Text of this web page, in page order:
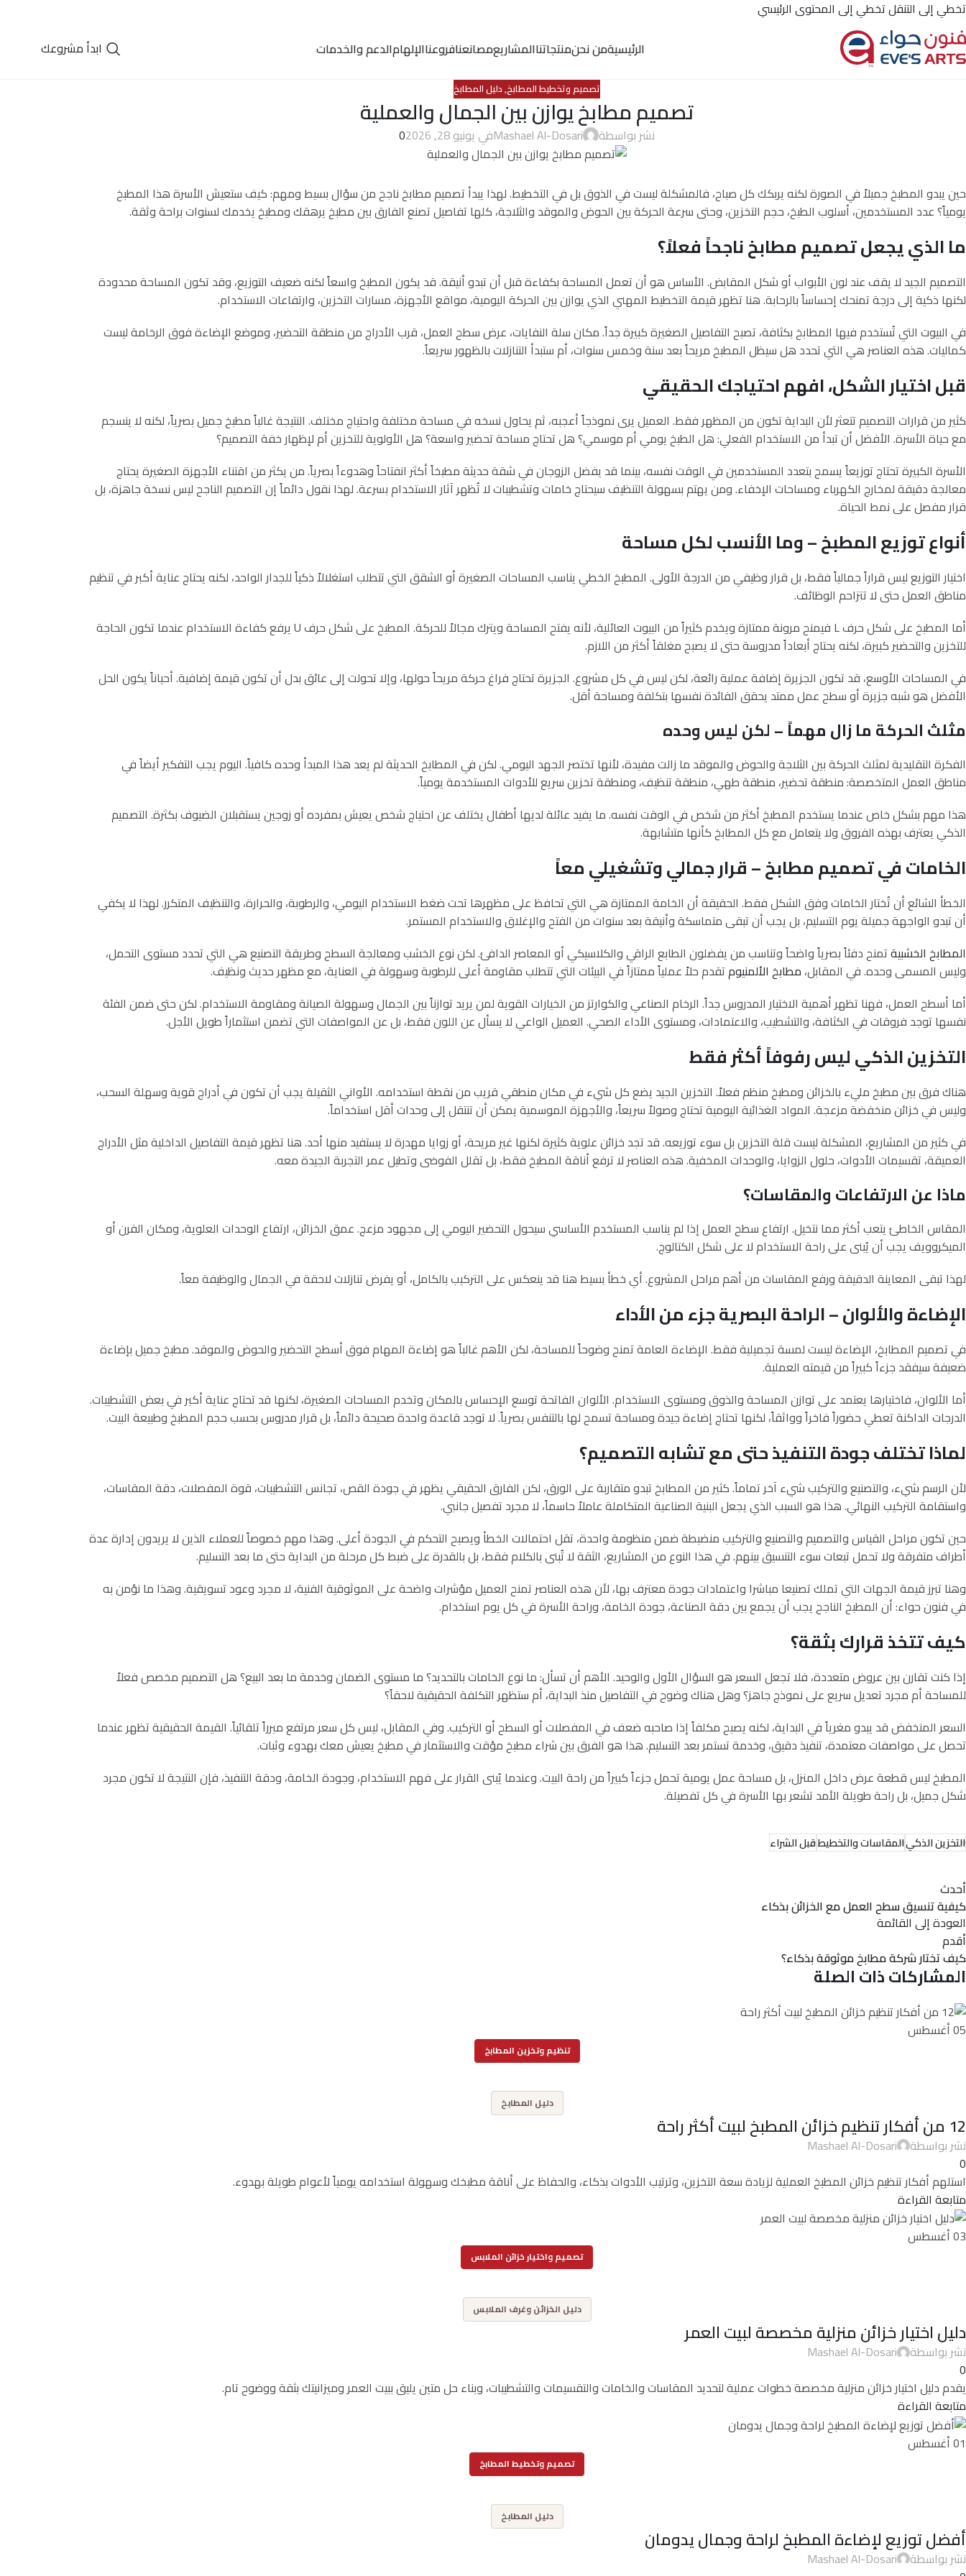
تخطي إلى التنقلتخطي إلى المحتوى الرئيسي
الرئيسيةمن نحنمنتجاتناالمشاريعمصانعنافروعناالإلهامالدعم والخدمات ابدأ مشروعك
تصميم وتخطيط المطابخ,دليل المطابخ
تصميم مطابخ يوازن بين الجمال والعملية
نشر بواسطة Mashael Al-Dosariفي يونيو 28, 2026 0
حين يبدو المطبخ جميلاً في الصورة لكنه يربكك كل صباح، فالمشكلة ليست في الذوق بل في التخطيط. لهذا يبدأ تصميم مطابخ ناجح من سؤال بسيط ومهم: كيف ستعيش الأسرة هذا المطبخ
يومياً؟ عدد المستخدمين، أسلوب الطبخ، حجم التخزين، وحتى سرعة الحركة بين الحوض والموقد والثلاجة، كلها تفاصيل تصنع الفارق بين مطبخ يرهقك ومطبخ يخدمك لسنوات براحة وثقة.
ما الذي يجعل تصميم مطابخ ناجحاً فعلاً؟
التصميم الجيد لا يقف عند لون الأبواب أو شكل المقابض. الأساس هو أن تعمل المساحة بكفاءة قبل أن تبدو أنيقة. قد يكون المطبخ واسعاً لكنه ضعيف التوزيع، وقد تكون المساحة محدودة
لكنها ذكية إلى درجة تمنحك إحساساً بالرحابة. هنا تظهر قيمة التخطيط المهني الذي يوازن بين الحركة اليومية، مواقع الأجهزة، مسارات التخزين، وارتفاعات الاستخدام.
في البيوت التي تُستخدم فيها المطابخ بكثافة، تصبح التفاصيل الصغيرة كبيرة جداً. مكان سلة النفايات، عرض سطح العمل، قرب الأدراج من منطقة التحضير، وموضع الإضاءة فوق الرخامة ليست
كماليات. هذه العناصر هي التي تحدد هل سيظل المطبخ مريحاً بعد سنة وخمس سنوات، أم ستبدأ التنازلات بالظهور سريعاً.
قبل اختيار الشكل، افهم احتياجك الحقيقي
كثير من قرارات التصميم تتعثر لأن البداية تكون من المظهر فقط. العميل يرى نموذجاً أعجبه، ثم يحاول نسخه في مساحة مختلفة واحتياج مختلف. النتيجة غالباً مطبخ جميل بصرياً، لكنه لا ينسجم
مع حياة الأسرة. الأفضل أن تبدأ من الاستخدام الفعلي: هل الطبخ يومي أم موسمي؟ هل تحتاج مساحة تحضير واسعة؟ هل الأولوية للتخزين أم لإظهار خفة التصميم؟
الأسرة الكبيرة تحتاج توزيعاً يسمح بتعدد المستخدمين في الوقت نفسه، بينما قد يفضل الزوجان في شقة حديثة مطبخاً أكثر انفتاحاً وهدوءاً بصرياً. من يكثر من اقتناء الأجهزة الصغيرة يحتاج
معالجة دقيقة لمخارج الكهرباء ومساحات الإخفاء. ومن يهتم بسهولة التنظيف سيحتاج خامات وتشطيبات لا تُظهر آثار الاستخدام بسرعة. لهذا نقول دائماً إن التصميم الناجح ليس نسخة جاهزة، بل
قرار مفصل على نمط الحياة.
أنواع توزيع المطبخ – وما الأنسب لكل مساحة
اختيار التوزيع ليس قراراً جمالياً فقط، بل قرار وظيفي من الدرجة الأولى. المطبخ الخطي يناسب المساحات الصغيرة أو الشقق التي تتطلب استغلالاً ذكياً للجدار الواحد، لكنه يحتاج عناية أكبر في تنظيم
مناطق العمل حتى لا تتزاحم الوظائف.
أما المطبخ على شكل حرف L فيمنح مرونة ممتازة ويخدم كثيراً من البيوت العائلية، لأنه يفتح المساحة ويترك مجالاً للحركة. المطبخ على شكل حرف U يرفع كفاءة الاستخدام عندما تكون الحاجة
للتخزين والتحضير كبيرة، لكنه يحتاج أبعاداً مدروسة حتى لا يصبح مغلقاً أكثر من اللازم.
في المساحات الأوسع، قد تكون الجزيرة إضافة عملية رائعة، لكن ليس في كل مشروع. الجزيرة تحتاج فراغ حركة مريحاً حولها، وإلا تحولت إلى عائق بدل أن تكون قيمة إضافية. أحياناً يكون الحل
الأفضل هو شبه جزيرة أو سطح عمل ممتد يحقق الفائدة نفسها بتكلفة ومساحة أقل.
مثلث الحركة ما زال مهماً – لكن ليس وحده
الفكرة التقليدية لمثلث الحركة بين الثلاجة والحوض والموقد ما زالت مفيدة، لأنها تختصر الجهد اليومي. لكن في المطابخ الحديثة لم يعد هذا المبدأ وحده كافياً. اليوم يجب التفكير أيضاً في
مناطق العمل المتخصصة: منطقة تحضير، منطقة طهي، منطقة تنظيف، ومنطقة تخزين سريع للأدوات المستخدمة يومياً.
هذا مهم بشكل خاص عندما يستخدم المطبخ أكثر من شخص في الوقت نفسه. ما يفيد عائلة لديها أطفال يختلف عن احتياج شخص يعيش بمفرده أو زوجين يستقبلان الضيوف بكثرة. التصميم
الذكي يعترف بهذه الفروق ولا يتعامل مع كل المطابخ كأنها متشابهة.
الخامات في تصميم مطابخ – قرار جمالي وتشغيلي معاً
الخطأ الشائع أن تُختار الخامات وفق الشكل فقط. الحقيقة أن الخامة الممتازة هي التي تحافظ على مظهرها تحت ضغط الاستخدام اليومي، والرطوبة، والحرارة، والتنظيف المتكرر. لهذا لا يكفي
أن تبدو الواجهة جميلة يوم التسليم، بل يجب أن تبقى متماسكة وأنيقة بعد سنوات من الفتح والإغلاق والاستخدام المستمر.
المطابخ الخشبيةتمنح دفئاً بصرياً واضحاً وتناسب من يفضلون الطابع الراقي والكلاسيكي أو المعاصر الدافئ. لكن نوع الخشب ومعالجة السطح وطريقة التصنيع هي التي تحدد مستوى التحمل،
وليس المسمى وحده. في المقابل، مطابخ الألمنيومتقدم حلاً عملياً ممتازاً في البيئات التي تتطلب مقاومة أعلى للرطوبة وسهولة في العناية، مع مظهر حديث ونظيف.
أما أسطح العمل، فهنا تظهر أهمية الاختيار المدروس جداً. الرخام الصناعي والكوارتز من الخيارات القوية لمن يريد توازناً بين الجمال وسهولة الصيانة ومقاومة الاستخدام. لكن حتى ضمن الفئة
نفسها توجد فروقات في الكثافة، والتشطيب، والاعتمادات، ومستوى الأداء الصحي. العميل الواعي لا يسأل عن اللون فقط، بل عن المواصفات التي تضمن استثماراً طويل الأجل.
التخزين الذكي ليس رفوفاً أكثر فقط
هناك فرق بين مطبخ مليء بالخزائن ومطبخ منظم فعلاً. التخزين الجيد يضع كل شيء في مكان منطقي قريب من نقطة استخدامه. الأواني الثقيلة يجب أن تكون في أدراج قوية وسهلة السحب،
وليس في خزائن منخفضة مزعجة. المواد الغذائية اليومية تحتاج وصولاً سريعاً، والأجهزة الموسمية يمكن أن تنتقل إلى وحدات أقل استخداماً.
في كثير من المشاريع، المشكلة ليست قلة التخزين بل سوء توزيعه. قد تجد خزائن علوية كثيرة لكنها غير مريحة، أو زوايا مهدرة لا يستفيد منها أحد. هنا تظهر قيمة التفاصيل الداخلية مثل الأدراج
العميقة، تقسيمات الأدوات، حلول الزوايا، والوحدات المخفية. هذه العناصر لا ترفع أناقة المطبخ فقط، بل تقلل الفوضى وتطيل عمر التجربة الجيدة معه.
ماذا عن الارتفاعات والمقاسات؟
المقاس الخاطئ يتعب أكثر مما نتخيل. ارتفاع سطح العمل إذا لم يناسب المستخدم الأساسي سيحول التحضير اليومي إلى مجهود مزعج. عمق الخزائن، ارتفاع الوحدات العلوية، ومكان الفرن أو
الميكروويف يجب أن يُبنى على راحة الاستخدام لا على شكل الكتالوج.
لهذا تبقى المعاينة الدقيقة ورفع المقاسات من أهم مراحل المشروع. أي خطأ بسيط هنا قد ينعكس على التركيب بالكامل، أو يفرض تنازلات لاحقة في الجمال والوظيفة معاً.
الإضاءة والألوان – الراحة البصرية جزء من الأداء
في تصميم المطابخ، الإضاءة ليست لمسة تجميلية فقط. الإضاءة العامة تمنح وضوحاً للمساحة، لكن الأهم غالباً هو إضاءة المهام فوق أسطح التحضير والحوض والموقد. مطبخ جميل بإضاءة
ضعيفة سيفقد جزءاً كبيراً من قيمته العملية.
أما الألوان، فاختيارها يعتمد على توازن المساحة والذوق ومستوى الاستخدام. الألوان الفاتحة توسع الإحساس بالمكان وتخدم المساحات الصغيرة، لكنها قد تحتاج عناية أكبر في بعض التشطيبات.
الدرجات الداكنة تعطي حضوراً فاخراً وواثقاً، لكنها تحتاج إضاءة جيدة ومساحة تسمح لها بالتنفس بصرياً. لا توجد قاعدة واحدة صحيحة دائماً، بل قرار مدروس بحسب حجم المطبخ وطبيعة البيت.
لماذا تختلف جودة التنفيذ حتى مع تشابه التصميم؟
لأن الرسم شيء، والتصنيع والتركيب شيء آخر تماماً. كثير من المطابخ تبدو متقاربة على الورق، لكن الفارق الحقيقي يظهر في جودة القص، تجانس التشطيبات، قوة المفصلات، دقة المقاسات،
واستقامة التركيب النهائي. هذا هو السبب الذي يجعل البنية الصناعية المتكاملة عاملاً حاسماً، لا مجرد تفصيل جانبي.
حين تكون مراحل القياس والتصميم والتصنيع والتركيب منضبطة ضمن منظومة واحدة، تقل احتمالات الخطأ ويصبح التحكم في الجودة أعلى. وهذا مهم خصوصاً للعملاء الذين لا يريدون إدارة عدة
أطراف متفرقة ولا تحمل تبعات سوء التنسيق بينهم. في هذا النوع من المشاريع، الثقة لا تُبنى بالكلام فقط، بل بالقدرة على ضبط كل مرحلة من البداية حتى ما بعد التسليم.
وهنا تبرز قيمة الجهات التي تملك تصنيعا مباشرا واعتمادات جودة معترف بها، لأن هذه العناصر تمنح العميل مؤشرات واضحة على الموثوقية الفنية، لا مجرد وعود تسويقية. وهذا ما نؤمن به
في فنون حواء: أن المطبخ الناجح يجب أن يجمع بين دقة الصناعة، جودة الخامة، وراحة الأسرة في كل يوم استخدام.
كيف تتخذ قرارك بثقة؟
إذا كنت تقارن بين عروض متعددة، فلا تجعل السعر هو السؤال الأول والوحيد. الأهم أن تسأل: ما نوع الخامات بالتحديد؟ ما مستوى الضمان وخدمة ما بعد البيع؟ هل التصميم مخصص فعلاً
للمساحة أم مجرد تعديل سريع على نموذج جاهز؟ وهل هناك وضوح في التفاصيل منذ البداية، أم ستظهر التكلفة الحقيقية لاحقاً؟
السعر المنخفض قد يبدو مغرياً في البداية، لكنه يصبح مكلفاً إذا صاحبه ضعف في المفصلات أو السطح أو التركيب. وفي المقابل، ليس كل سعر مرتفع مبرراً تلقائياً. القيمة الحقيقية تظهر عندما
تحصل على مواصفات معتمدة، تنفيذ دقيق، وخدمة تستمر بعد التسليم. هذا هو الفرق بين شراء مطبخ مؤقت والاستثمار في مطبخ يعيش معك بهدوء وثبات.
المطبخ ليس قطعة عرض داخل المنزل، بل مساحة عمل يومية تحمل جزءاً كبيراً من راحة البيت. وعندما يُبنى القرار على فهم الاستخدام، وجودة الخامة، ودقة التنفيذ، فإن النتيجة لا تكون مجرد
شكل جميل، بل راحة طويلة الأمد تشعر بها الأسرة في كل تفصيلة.
التخزين الذكيالمقاسات والتخطيطقبل الشراء
أحدث
كيفية تنسيق سطح العمل مع الخزائن بذكاء
العودة إلى القائمة
أقدم
كيف تختار شركة مطابخ موثوقة بذكاء؟
المشاركات ذات الصلة
05أغسطس
تنظيم وتخزين المطابخ
دليل المطابخ
12 من أفكار تنظيم خزائن المطبخ لبيت أكثر راحة
نشر بواسطة
Mashael Al-Dosari
0
استلهم أفكار تنظيم خزائن المطبخ العملية لزيادة سعة التخزين، وترتيب الأدوات بذكاء، والحفاظ على أناقة مطبخك وسهولة استخدامه يومياً لأعوام طويلة بهدوء.
متابعة القراءة
03أغسطس
تصميم واختيار خزائن الملابس
دليل الخزائن وغرف الملابس
دليل اختيار خزائن منزلية مخصصة لبيت العمر
نشر بواسطة
Mashael Al-Dosari
0
يقدم دليل اختيار خزائن منزلية مخصصة خطوات عملية لتحديد المقاسات والخامات والتقسيمات والتشطيبات، وبناء حل متين يليق ببيت العمر وميزانيتك بثقة ووضوح تام.
متابعة القراءة
01أغسطس
تصميم وتخطيط المطابخ
دليل المطابخ
أفضل توزيع لإضاءة المطبخ لراحة وجمال يدومان
نشر بواسطة
Mashael Al-Dosari